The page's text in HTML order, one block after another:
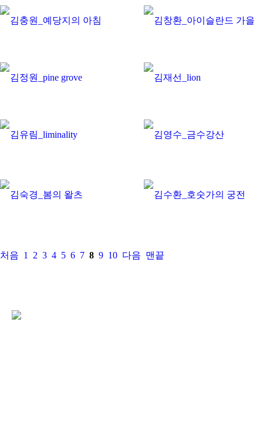
김충원_예당지의 아침 김창환_아이슬란드 가을
김정원_pine grove 김재선_lion
김유림_liminality 김영수_금수강산
김숙경_봄의 왈츠 김수환_호숫가의 궁전
처음 1 2 3 4 5 6 7 8 9 10 다음 맨끝